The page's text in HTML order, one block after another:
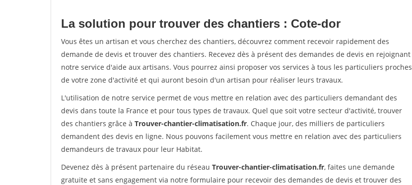
La solution pour trouver des chantiers : Cote-dor
Vous êtes un artisan et vous cherchez des chantiers, découvrez comment recevoir rapidement des
demande de devis et trouver des chantiers. Recevez dès à présent des demandes de devis en rejoignant
notre service d'aide aux artisans. Vous pourrez ainsi proposer vos services à tous les particuliers proches
de votre zone d'activité et qui auront besoin d'un artisan pour réaliser leurs travaux.
L'utilisation de notre service permet de vous mettre en relation avec des particuliers demandant des
devis dans toute la France et pour tous types de travaux. Quel que soit votre secteur d'activité, trouver
des chantiers grâce à Trouver-chantier-climatisation.fr. Chaque jour, des milliers de particuliers
demandent des devis en ligne. Nous pouvons facilement vous mettre en relation avec des particuliers
demandeurs de travaux pour leur Habitat.
Devenez dès à présent partenaire du réseau Trouver-chantier-climatisation.fr, faites une demande
gratuite et sans engagement via notre formulaire pour recevoir des demandes de devis et trouver des